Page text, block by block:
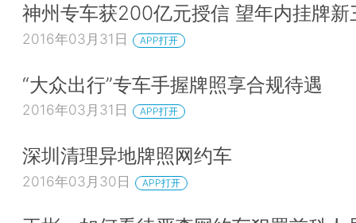
神州专车获200亿元授信 望年内挂牌新
2016年03月31日 APP打开
“大众出行”专车手握牌照享合规待遇
2016年03月31日 APP打开
深圳清理异地牌照网约车
2016年03月30日 APP打开